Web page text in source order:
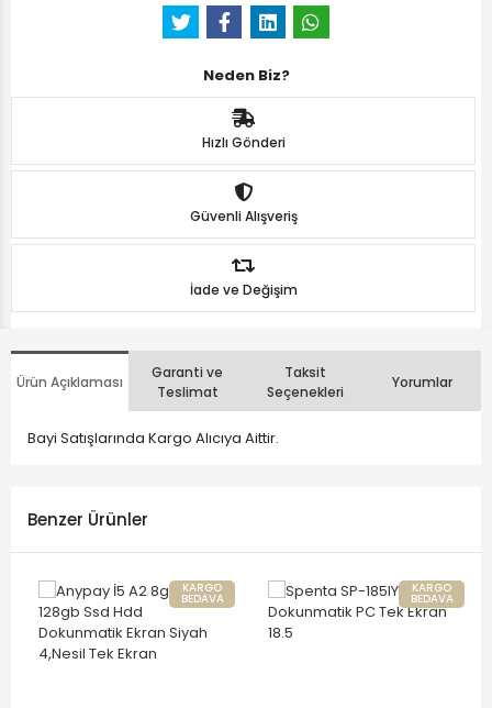
Neden Biz?
Hızlı Gönderi
Güvenli Alışveriş
İade ve Değişim
Ürün Açıklaması
Garanti ve
Teslimat
Taksit
Seçenekleri
Yorumlar
Bayi Satışlarında Kargo Alıcıya Aittir.
Benzer Ürünler
KARGO
BEDAVA
KARGO
BEDAVA